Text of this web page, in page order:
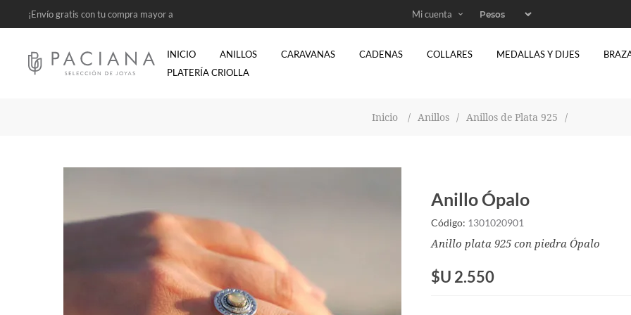
¡Envío gratis con tu compra mayor a Mi cuenta
INICIO ANILLOS CARAVANAS CADENAS COLLARES MEDALLAS Y DIJES
PLATERÍA CRIOLLA
Inicio / Anillos / Anillos de Plata 925 /
Anillo Ópalo
Código: 1301020901
Anillo plata 925 con piedra Ópalo
$U 2.550